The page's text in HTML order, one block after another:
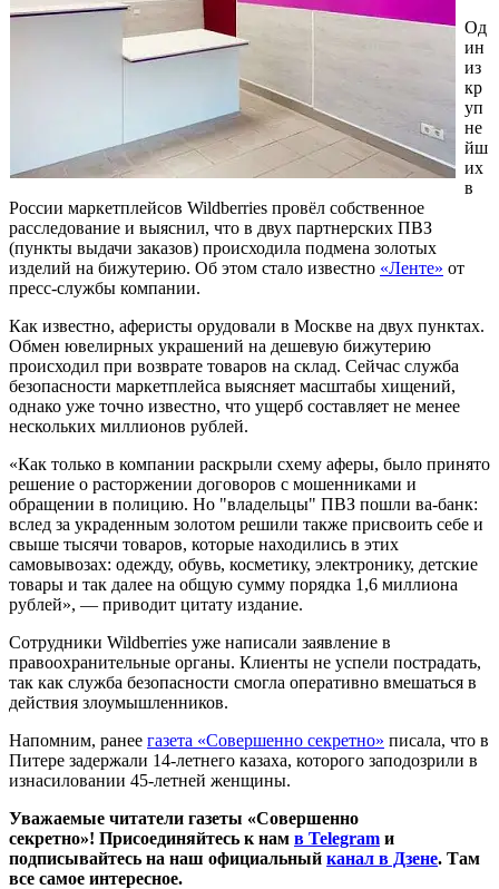
Од
ин
из
кр
уп
не
йш
их
в
России маркетплейсов Wildberries провёл собственное
расследование и выяснил, что в двух партнерских ПВЗ
(пункты выдачи заказов) происходила подмена золотых
изделий на бижутерию. Об этом стало известно «Ленте» от
пресс-службы компании.
Как известно, аферисты орудовали в Москве на двух пунктах.
Обмен ювелирных украшений на дешевую бижутерию
происходил при возврате товаров на склад. Сейчас служба
безопасности маркетплейса выясняет масштабы хищений,
однако уже точно известно, что ущерб составляет не менее
нескольких миллионов рублей.
«Как только в компании раскрыли схему аферы, было принято
решение о расторжении договоров с мошенниками и
обращении в полицию. Но "владельцы" ПВЗ пошли ва-банк:
вслед за украденным золотом решили также присвоить себе и
свыше тысячи товаров, которые находились в этих
самовывозах: одежду, обувь, косметику, электронику, детские
товары и так далее на общую сумму порядка 1,6 миллиона
рублей», — приводит цитату издание.
Сотрудники Wildberries уже написали заявление в
правоохранительные органы. Клиенты не успели пострадать,
так как служба безопасности смогла оперативно вмешаться в
действия злоумышленников.
Напомним, ранее газета «Совершенно секретно» писала, что в
Питере задержали 14-летнего казаха, которого заподозрили в
изнасиловании 45-летней женщины.
Уважаемые читатели газеты «Совершенно
секретно»! Присоединяйтесь к нам в Telegram и
подписывайтесь на наш официальный канал в Дзене. Там
все самое интересное.